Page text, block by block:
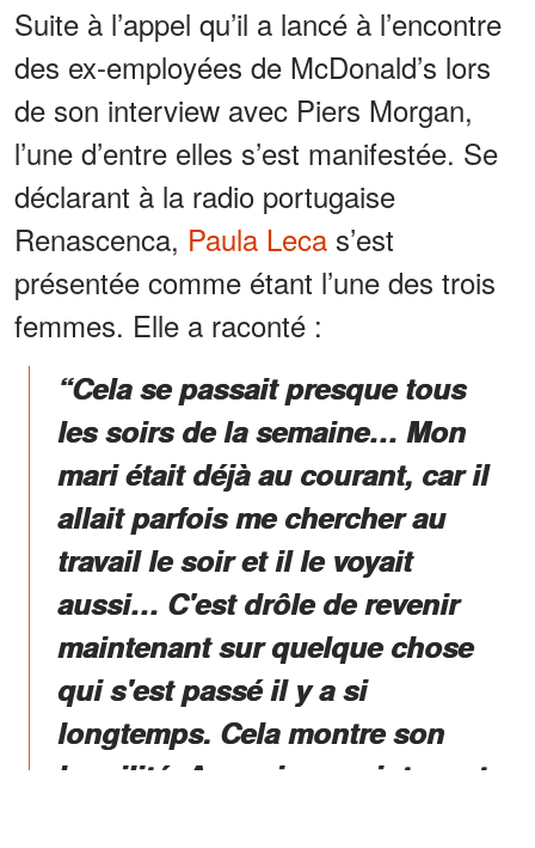
Suite à l’appel qu’il a lancé à l’encontre
des ex-employées de McDonald’s lors
de son interview avec Piers Morgan,
l’une d’entre elles s’est manifestée. Se
déclarant à la radio portugaise
Renascenca, Paula Leca s’est
présentée comme étant l’une des trois
femmes. Elle a raconté :
“Cela se passait presque tous
les soirs de la semaine… Mon
mari était déjà au courant, car il
allait parfois me chercher au
travail le soir et il le voyait
aussi… C'est drôle de revenir
maintenant sur quelque chose
qui s'est passé il y a si
longtemps. Cela montre son
humilité. Au moins, maintenant,